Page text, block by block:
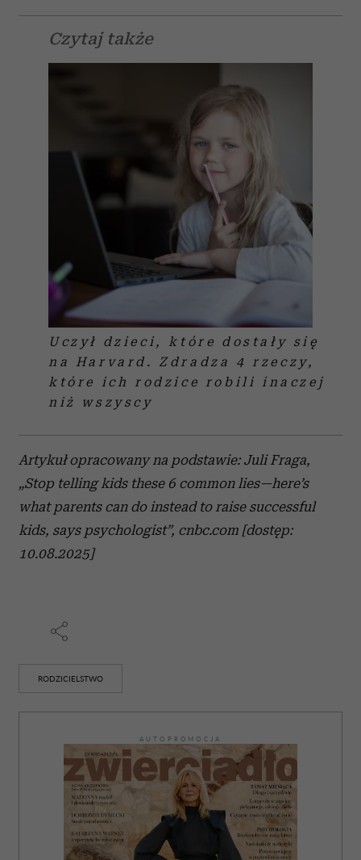
Czytaj także
Uczył dzieci, które dostały się
na Harvard. Zdradza 4 rzeczy,
które ich rodzice robili inaczej
niż wszyscy
Artykuł opracowany na podstawie: Juli Fraga,
„Stop telling kids these 6 common lies—here’s
what parents can do instead to raise successful
kids, says psychologist”, cnbc.com [dostęp:
10.08.2025]
RODZICIELSTWO
AUTOPROMOCJA